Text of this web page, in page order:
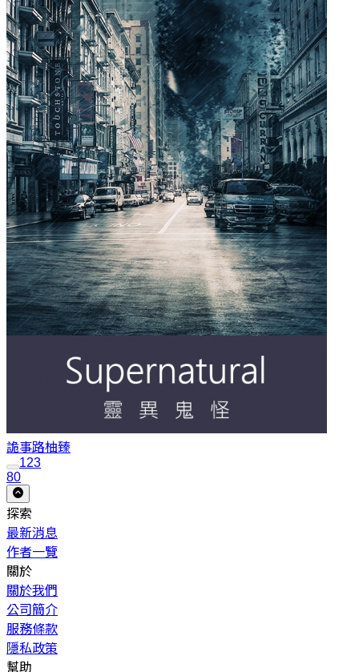
詭事路柚臻
123
80
探索
最新消息
作者一覽
關於
關於我們
公司簡介
服務條款
隱私政策
幫助